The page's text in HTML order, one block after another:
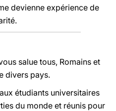
devienne expérience de
salue tous, Romains et
divers pays.
étudiants universitaires
du monde et réunis pour